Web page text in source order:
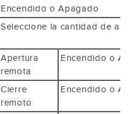
Encendido o Apagado
Seleccione la cantidad de
Apertura
remota
Encendido o
Cierre
remoto
Encendido o